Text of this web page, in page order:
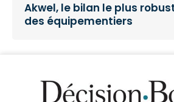
Akwel, le bilan le plus
des équipementiers